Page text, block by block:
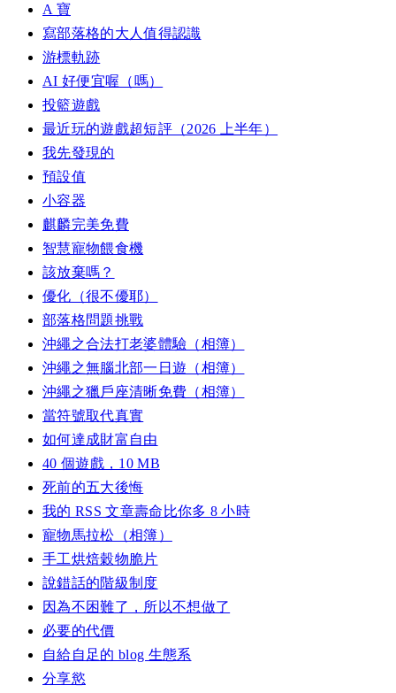
A 寶
寫部落格的大人值得認識
游標軌跡
AI 好便宜喔（嗎）
投籃遊戲
最近玩的遊戲超短評（2026 上半年）
我先發現的
預設值
小容器
麒麟完美免費
智慧寵物餵食機
該放棄嗎？
優化（很不優耶）
部落格問題挑戰
沖繩之合法打老婆體驗（相簿）
沖繩之無腦北部一日遊（相簿）
沖繩之獵戶座清晰免費（相簿）
當符號取代真實
如何達成財富自由
40 個遊戲，10 MB
死前的五大後悔
我的 RSS 文章壽命比你多 8 小時
寵物馬拉松（相簿）
手工烘焙穀物脆片
說錯話的階級制度
因為不困難了，所以不想做了
必要的代價
自給自足的 blog 生態系
分享慾